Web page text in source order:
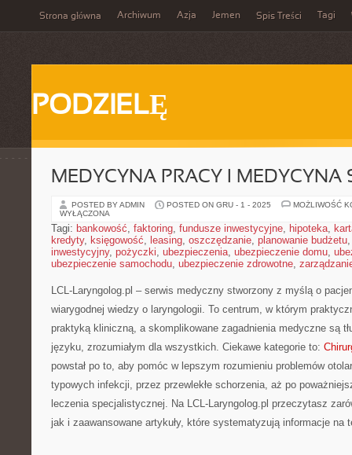
Strona główna Archiwum Azja Jemen Spis Treści Tagi
PODZIELĘ
MEDYCYNA PRACY I MEDYCYNA
POSTED BY ADMIN POSTED ON GRU - 1 - 2025
MOŻLIWOŚĆ
WYŁĄCZONA
Tagi: bankowość, faktoring, fundusze inwestycyjne, hipoteka,
kredyty, księgowość, leasing, oszczędzanie, planowanie budżetu
inwestycyjny, pożyczki, ubezpieczenia, ubezpieczenie domu,
ubezpieczenie samochodu, ubezpieczenie zdrowotne,
LCL-Laryngolog.pl – serwis medyczny stworzony z myślą o
wiarygodnej wiedzy o laryngologii. To centrum, w którym
praktyką kliniczną, a skomplikowane zagadnienia medyczne są
języku, zrozumiałym dla wszystkich. Ciekawe kategorie to:
powstał po to, aby pomóc w lepszym rozumieniu problemów
typowych infekcji, przez przewlekłe schorzenia, aż po
leczenia specjalistycznej. Na LCL-Laryngolog.pl przeczytasz
jak i zaawansowane artykuły, które systematyzują informacje na